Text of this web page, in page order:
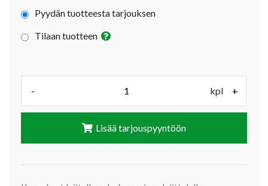
Pyydän tuotteesta tarjouksen
Tilaan tuotteen
- kpl +
Lisää tarjouspyyntöön